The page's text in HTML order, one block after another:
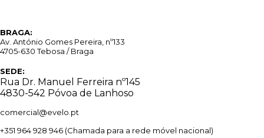
BRAGA:
Av. António Gomes Pereira, nº133
4705-630 Tebosa / Braga
SEDE:
Rua Dr. Manuel Ferreira nº145
4830-542 Póvoa de Lanhoso
comercial@evelo.pt
+351 964 928 946 (Chamada para a rede móvel nacional)